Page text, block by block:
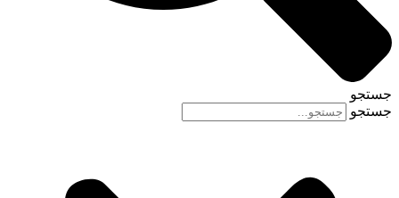
جستجو
جستجو